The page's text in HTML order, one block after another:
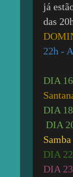
já
das
22h -
DIA
DIA
DIA
DIA
DIA